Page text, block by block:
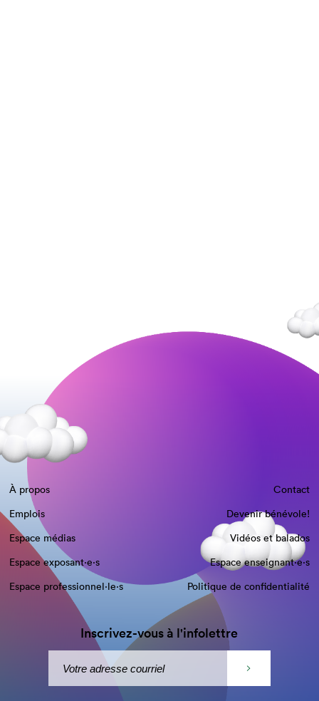
À propos
Contact
Emplois
Devenir bénévole!
Espace médias
Vidéos et balados
Espace exposant·e⋅s
Espace enseignant·e⋅s
Espace professionnel·le⋅s
Politique de confidentialité
Inscrivez-vous à l'infolettre